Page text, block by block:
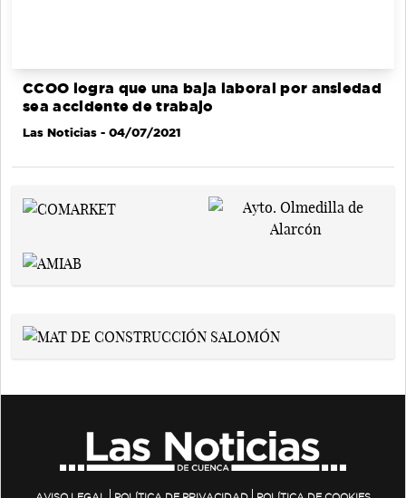
CCOO logra que una baja laboral por ansiedad
sea accidente de trabajo
Las Noticias - 04/07/2021